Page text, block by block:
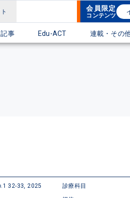
会員限定
コンテンツ
事 Edu-ACT 連載・その
32-33, 2025
診療科目